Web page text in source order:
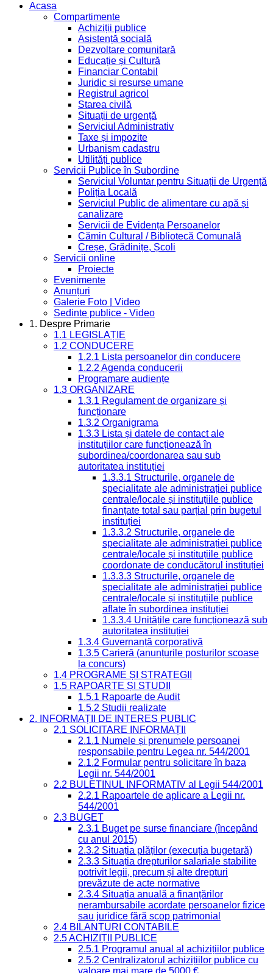
Acasa
Compartimente
Achiziții publice
Asistență socială
Dezvoltare comunitară
Educație și Cultură
Financiar Contabil
Juridic si resurse umane
Registrul agricol
Starea civilă
Situații de urgență
Serviciul Administrativ
Taxe și impozite
Urbanism cadastru
Utilități publice
Servicii Publice în Subordine
Serviciul Voluntar pentru Situații de Urgență
Poliția Locală
Serviciul Public de alimentare cu apă și
canalizare
Servicii de Evidența Persoanelor
Cămin Cultural / Bibliotecă Comunală
Creșe, Grădinițe, Școli
Servicii online
Proiecte
Evenimente
Anunțuri
Galerie Foto | Video
Sedinte publice - Video
1. Despre Primarie
1.1 LEGISLAȚIE
1.2 CONDUCERE
1.2.1 Lista persoanelor din conducere
1.2.2 Agenda conducerii
Programare audiențe
1.3 ORGANIZARE
1.3.1 Regulament de organizare și
funcționare
1.3.2 Organigrama
1.3.3 Lista și datele de contact ale
instituțiilor care funcționează în
subordinea/coordonarea sau sub
autoritatea instituției
1.3.3.1 Structurile, organele de
specialitate ale administrației publice
centrale/locale și instituțiile publice
finanțate total sau parțial prin bugetul
instituției
1.3.3.2 Structurile, organele de
specialitate ale administrației publice
centrale/locale și instituțiile publice
coordonate de conducătorul instituției
1.3.3.3 Structurile, organele de
specialitate ale administrației publice
centrale/locale și instituțiile publice
aflate în subordinea instituției
1.3.3.4 Unitățile care funcționează sub
autoritatea instituției
1.3.4 Guvernanță corporativă
1.3.5 Carieră (anunțurile posturilor scoase
la concurs)
1.4 PROGRAME ȘI STRATEGII
1.5 RAPOARTE ȘI STUDII
1.5.1 Rapoarte de Audit
1.5.2 Studii realizate
2. INFORMAȚII DE INTERES PUBLIC
2.1 SOLICITARE INFORMAȚII
2.1.1 Numele și prenumele persoanei
responsabile pentru Legea nr. 544/2001
2.1.2 Formular pentru solicitare în baza
Legii nr. 544/2001
2.2 BULETINUL INFORMATIV al Legii 544/2001
2.2.1 Rapoartele de aplicare a Legii nr.
544/2001
2.3 BUGET
2.3.1 Buget pe surse financiare (începând
cu anul 2015)
2.3.2 Situația plăților (execuția bugetară)
2.3.3 Situația drepturilor salariale stabilite
potrivit legii, precum și alte drepturi
prevăzute de acte normative
2.3.4 Situația anuală a finanțărilor
nerambursabile acordate persoanelor fizice
sau juridice fără scop patrimonial
2.4 BILANȚURI CONTABILE
2.5 ACHIZIȚII PUBLICE
2.5.1 Programul anual al achizițiilor publice
2.5.2 Centralizatorul achizițiilor publice cu
valoare mai mare de 5000 €